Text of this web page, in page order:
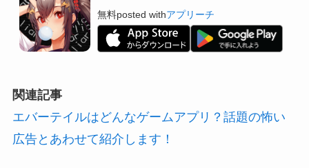
無料posted withアプリーチ
関連記事
エバーテイルはどんなゲームアプリ？話題の怖い
広告とあわせて紹介します！